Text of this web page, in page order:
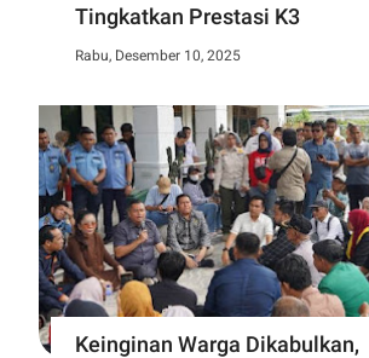
Tingkatkan Prestasi K3
Rabu, Desember 10, 2025
Keinginan Warga Dikabulkan,